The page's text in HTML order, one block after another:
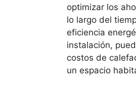
optimizar los
lo largo del
eficiencia
instalación,
costos de
un espacio